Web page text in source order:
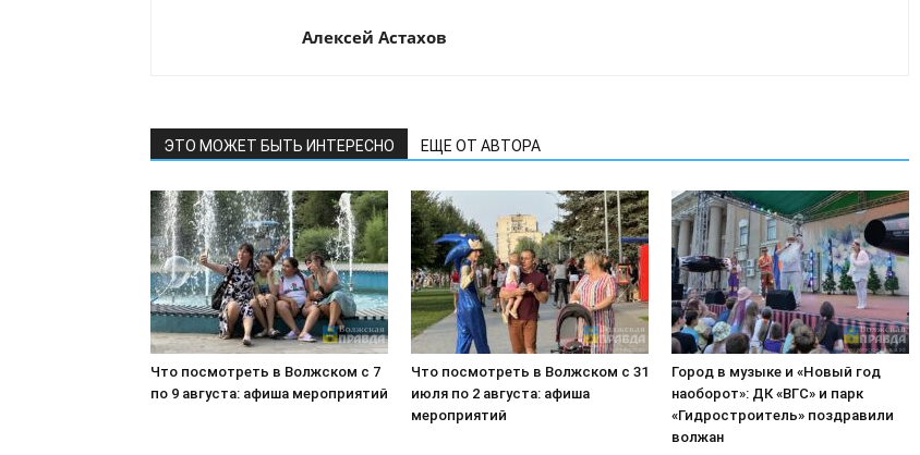
Алексей Астахов
ЭТО МОЖЕТ БЫТЬ ИНТЕРЕСНО ЕЩЕ ОТ АВТОРА
Что посмотреть в Волжском с 7
по 9 августа: афиша мероприятий
Что посмотреть в Волжском с 31
июля по 2 августа: афиша
мероприятий
Город в музыке и «Новый год
наоборот»: ДК «ВГС» и парк
«Гидростроитель» поздравили
волжан